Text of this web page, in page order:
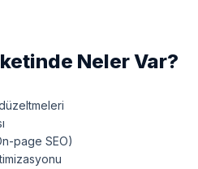
Neler Var?
page SEO)